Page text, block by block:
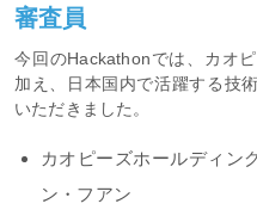
審査員
今回のHackathonでは、カオ
加え、日本国内で活躍する技
いただきました。
カオピーズホールディ
ン・フアン